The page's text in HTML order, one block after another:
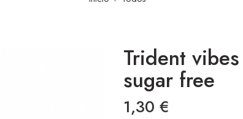
Trident
sugar free
1,30 €